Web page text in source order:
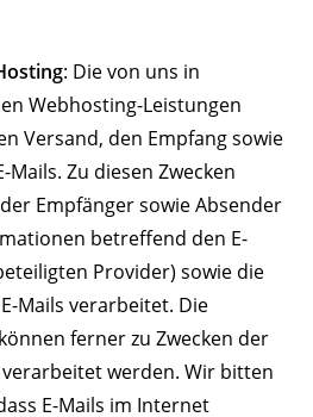
: Die von uns in
Webhosting-Leistungen
Versand, den Empfang sowie
Mails. Zu diesen Zwecken
Empfänger sowie Absender
betreffend den E-
Provider) sowie die
Mails verarbeitet. Die
ferner zu Zwecken der
verarbeitet werden. Wir bitten
E-Mails im Internet